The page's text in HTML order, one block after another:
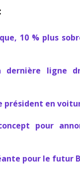
10 % plus
dernière ligne
président en
pour
pour le futur